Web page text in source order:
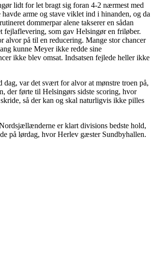
lidt for let bragt sig foran 4-2 nærmest med
arme og stave viklet ind i hinanden, og da
dommerpar alene takserer en sådan
fejlaflevering, som gav Helsingør en friløber.
på til en reducering. Mange stor chancer
kunne Meyer ikke redde sine
ikke blev omsat. Indsatsen fejlede heller ikke
var det svært for alvor at mønstre troen på,
der førte til Helsingørs sidste scoring, hvor
så der kan og skal naturligvis ikke pilles
er klart divisions bedste hold,
på lørdag, hvor Herlev gæster Sundbyhallen.